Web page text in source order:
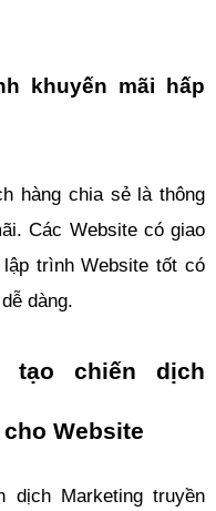
khuyến mãi hấp
hàng chia sẻ là thông
Các Website có giao
trình Website tốt có
dàng.
chiến dịch
Website
Marketing truyền